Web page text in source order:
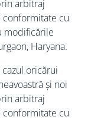
arbitraj
cu
modificările
Haryana.
oricărui
și noi
arbitraj
cu